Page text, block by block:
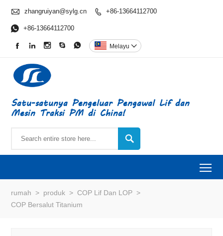
 zhangruiyan@sylg.cn  +86-13664112700
 +86-13664112700
     Melayu 
Satu-satunya Pengeluar Pengawal Lif dan
Mesin Traksi PM di China!

rumah > produk > COP Lif Dan LOP >
COP Bersalut Titanium